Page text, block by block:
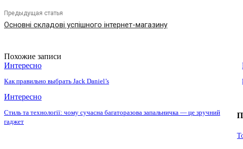
Предыдущая статья
Основні складові успішного інтернет-магазину
Похожие записи
Интересно
Как правильно выбрать Jack Daniel’s
Интересно
Стиль та технології: чому сучасна багаторазова запальничка — це зручний
гаджет